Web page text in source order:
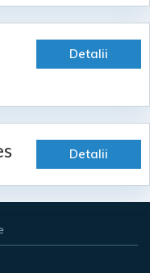
Detalii
Detalii